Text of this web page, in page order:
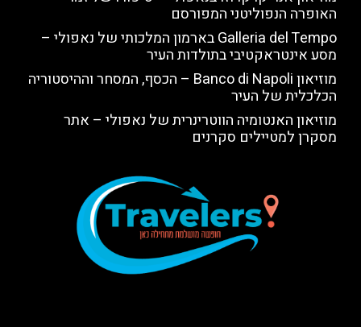
האופרה הנפוליטני המפורסם
Galleria del Tempo בארמון המלכותי של נאפולי –
מסע אינטראקטיבי בתולדות העיר
מוזיאון Banco di Napoli – הכסף, המסחר וההיסטוריה
הכלכלית של העיר
מוזיאון האנטומיה הווטרינרית של נאפולי – אתר
מסקרן למטיילים סקרנים